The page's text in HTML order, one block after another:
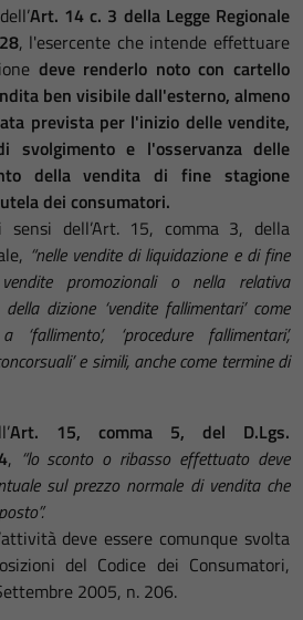
Art. 14 c. 3 della Legge Regionale
, l'esercente che intende effettuare
deve renderlo noto con cartello
ben visibile dall'esterno, almeno
prevista per l'inizio delle vendite,
svolgimento e l'osservanza delle
della vendita di fine stagione
dei consumatori.
dell’Art. 15, comma 3, della
“nelle vendite di liquidazione e di fine
promozionali o nella relativa
dizione ‘vendite fallimentari’ come
‘procedure fallimentari’,
e simili, anche come termine di
Art. 15, comma 5, del D.Lgs.
, “lo sconto o ribasso effettuato deve
sul prezzo normale di vendita che
deve essere comunque svolta
del Codice dei Consumatori,
2005, n. 206.